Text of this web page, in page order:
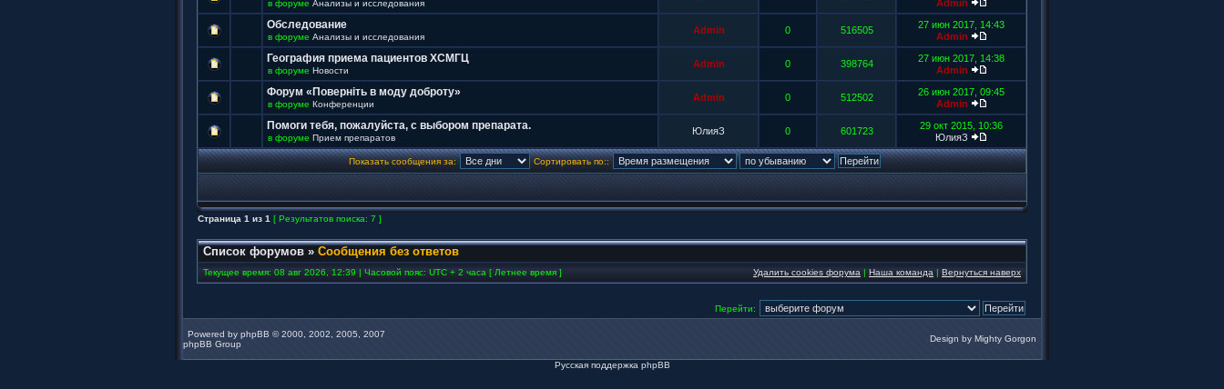
в форуме Анализы и исследования
Admin
Обследование
в форуме Анализы и исследования
Admin 0 516505
27 июн 2017, 14:43
Admin
География приема пациентов ХСМГЦ
в форуме Новости
Admin 0 398764
27 июн 2017, 14:38
Admin
Форум «Поверніть в моду доброту»
в форуме Конференции
Admin 0 512502
26 июн 2017, 09:45
Admin
Помоги тебя, пожалуйста, с выбором препарата.
в форуме Прием препаратов
ЮлияЗ 0 601723
29 окт 2015, 10:36
ЮлияЗ
Показать сообщения за: Сортировать по::
Страница 1 из 1 [ Результатов поиска: 7 ]
Список форумов » Сообщения без ответов
Текущее время: 08 авг 2026, 12:39 | Часовой пояс: UTC + 2 часа [ Летнее время ] Удалить cookies форума | Наша команда | Вернуться наверх
Перейти:
Powered by phpBB © 2000, 2002, 2005, 2007
phpBB Group
Design by Mighty Gorgon
Русская поддержка phpBB